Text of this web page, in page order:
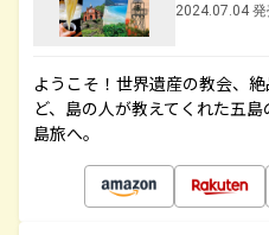
2024.07.04
ようこそ！世界遺産の教会、
ど、島の人が教えてくれた五
島旅へ。